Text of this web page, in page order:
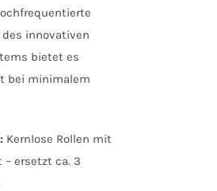
des innovativen
bietet es
bei minimalem
Kernlose Rollen mit
ersetzt ca. 3